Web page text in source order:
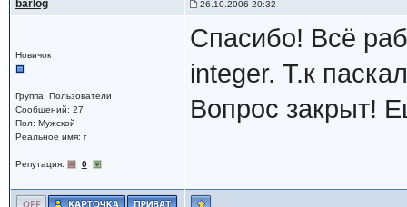
barlog 26.10.2006 20:32
Новичок
Группа: Пользователи
Сообщений: 27
Пол: Мужской
Реальное имя: г
Репутация: 0
Спасибо! Всё
integer. Т.к
Вопрос закрыт!